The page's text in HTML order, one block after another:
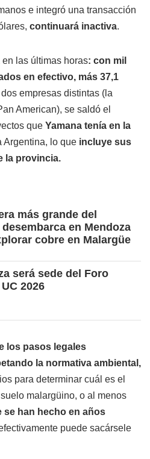
e integró una transacción
continuará inactiva.
las últimas horas: con mil
en efectivo, más 37,1
empresas distintas (la
American), se saldó el
que Yamana tenía en la
Argentina, lo que incluye sus
la provincia.
más grande del
en Mendoza
cobre en Malargüe
será sede del Foro
2026
los pasos legales
la normativa ambiental,
para determinar cuál es el
malargüino, o al menos
han hecho en años
puede sacársele